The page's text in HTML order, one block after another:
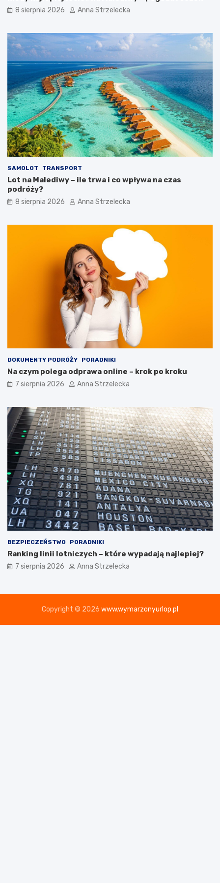
o
y
c
z
n
h
d
e
s
t
y
n
a
j
i
o
o
b
a
c
ć
?
8 sierpnia 2026 Anna Strzelecka
SAMOLOT TRANSPORT
Lot na Malediwy – ile trwa i co wpływa na czas
podróży?
8 sierpnia 2026 Anna Strzelecka
DOKUMENTY PODRÓŻY PORADNIKI
Na czym polega odprawa online – krok po kroku
7 sierpnia 2026 Anna Strzelecka
BEZPIECZEŃSTWO PORADNIKI
Ranking linii lotniczych – które wypadają najlepiej?
7 sierpnia 2026 Anna Strzelecka
Copyright © 2026 www.wymarzonyurlop.pl